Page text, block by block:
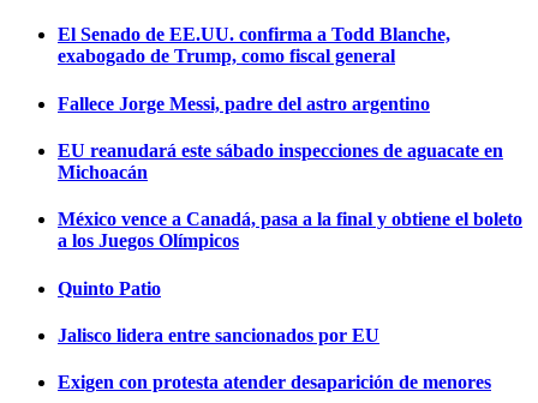
El Senado de EE.UU. confirma a Todd Blanche,
exabogado de Trump, como fiscal general
Fallece Jorge Messi, padre del astro argentino
EU reanudará este sábado inspecciones de aguacate en
Michoacán
México vence a Canadá, pasa a la final y obtiene el boleto
a los Juegos Olímpicos
Quinto Patio
Jalisco lidera entre sancionados por EU
Exigen con protesta atender desaparición de menores